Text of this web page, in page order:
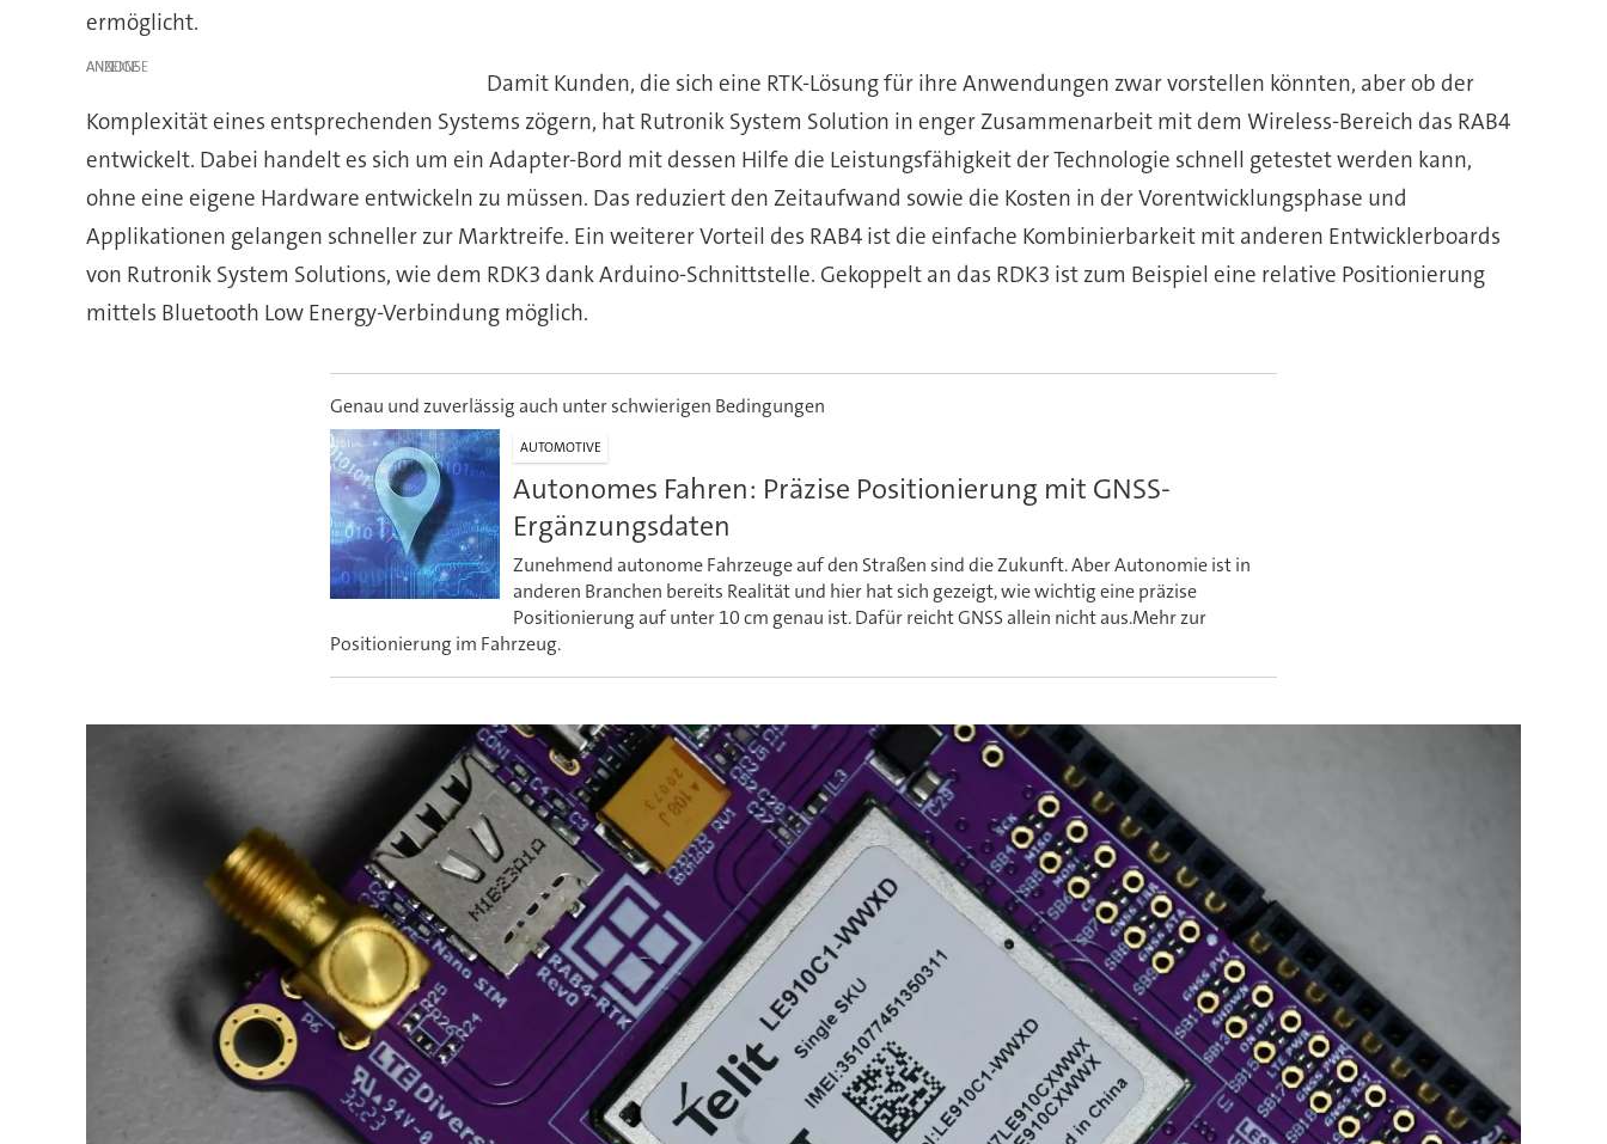
ermöglicht.
ANZEIGE
Damit Kunden, die sich eine RTK-Lösung für ihre Anwendungen zwar vorstellen könnten, aber ob der
Komplexität eines entsprechenden Systems zögern, hat Rutronik System Solution in enger Zusammenarbeit mit dem Wireless-Bereich das RAB4
entwickelt. Dabei handelt es sich um ein Adapter-Bord mit dessen Hilfe die Leistungsfähigkeit der Technologie schnell getestet werden kann,
ohne eine eigene Hardware entwickeln zu müssen. Das reduziert den Zeitaufwand sowie die Kosten in der Vorentwicklungsphase und
Applikationen gelangen schneller zur Marktreife. Ein weiterer Vorteil des RAB4 ist die einfache Kombinierbarkeit mit anderen Entwicklerboards
von Rutronik System Solutions, wie dem RDK3 dank Arduino-Schnittstelle. Gekoppelt an das RDK3 ist zum Beispiel eine relative Positionierung
mittels Bluetooth Low Energy-Verbindung möglich.
Genau und zuverlässig auch unter schwierigen Bedingungen
AUTOMOTIVE
Autonomes Fahren: Präzise Positionierung mit GNSS-
Ergänzungsdaten
Zunehmend autonome Fahrzeuge auf den Straßen sind die Zukunft. Aber Autonomie ist in
anderen Branchen bereits Realität und hier hat sich gezeigt, wie wichtig eine präzise
Positionierung auf unter 10 cm genau ist. Dafür reicht GNSS allein nicht aus.Mehr zur
Positionierung im Fahrzeug.